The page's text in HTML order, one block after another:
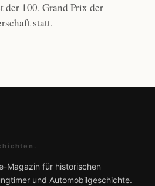
100. Grand Prix der
statt.
Magazin für historischen
und Automobilgeschichte.